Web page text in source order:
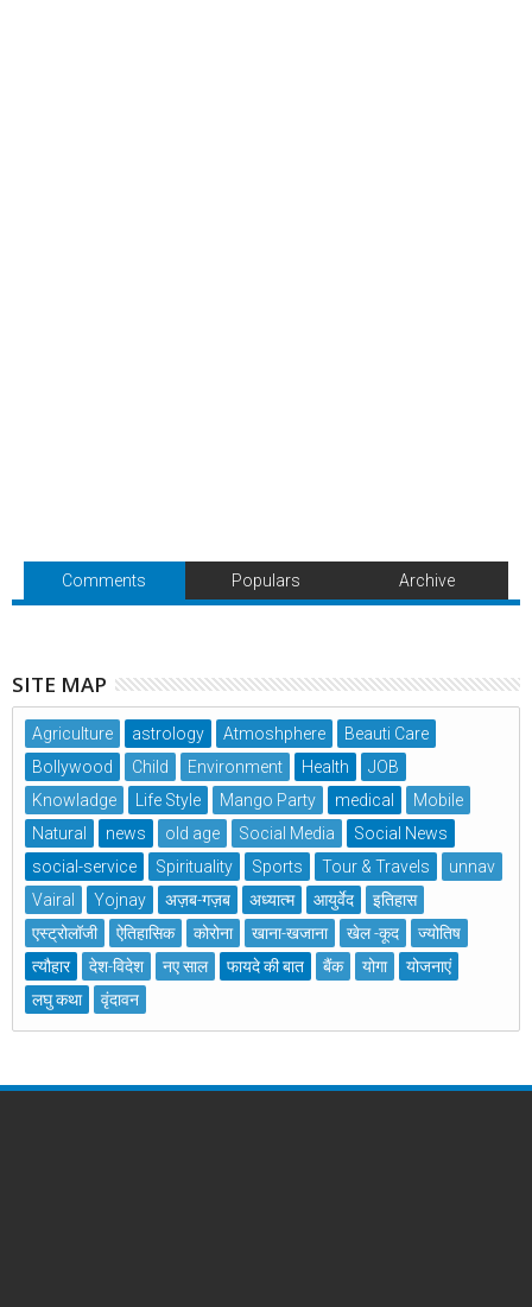
Comments Populars Archive
SITE MAP
Agriculture astrology Atmoshphere
Beauti Care
Bollywood
Child Environment Health
JOB
Knowladge
Life Style Mango Party medical
Mobile
Natural
news old age Social Media
Social News
social-service
Spirituality Sports Tour & Travels
unnav
Vairal
Yojnay अज़ब-गज़ब अध्यात्म आयुर्वेद
इतिहास
एस्ट्रोलॉजी
ऐतिहासिक कोरोना खाना-खजाना खेल -कूद
ज्योतिष
त्यौहार
देश-विदेश नए साल फायदे की बात बैंक योगा
योजनाएं
लघु कथा
वृंदावन